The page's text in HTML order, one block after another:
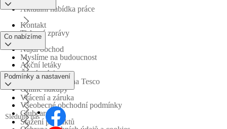
Aktuální nabídka práce
Tiskové zprávy
Myslíme na budoucnost
Obchodní skupina Tesco
Kontakt
Najdi obchod
Časté otázky
Vrácení a záruka
Stažení produktů
Co nabízíme
Akční letáky
Online nákupy
Clubcard
Podmínky a nastavení
Všeobecné obchodní podmínky
Sledujte nás